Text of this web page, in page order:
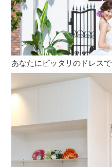
あなたにピッタリのドレスで